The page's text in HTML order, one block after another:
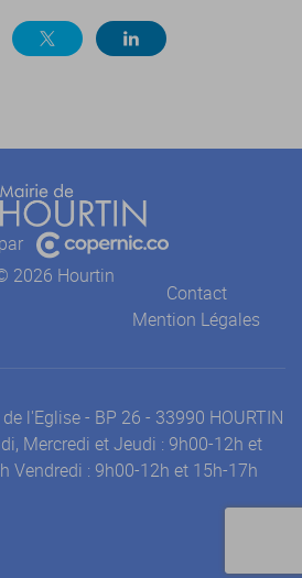
2026 Hourtin
Contact
Mention Légales
l'Eglise - BP 26 - 33990 HOURTIN
Mercredi et Jeudi : 9h00-12h et
Vendredi : 9h00-12h et 15h-17h